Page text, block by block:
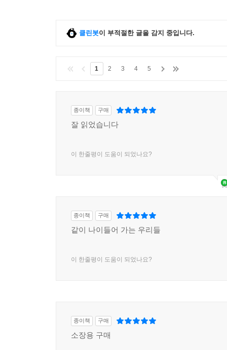
클린봇이 부적절한 글을 감지 중입니다.
1 2 3 4 5
종이책 구매
잘 읽었습니다
이 한줄평이 도움이 되었나요?
종이책 구매
같이 나이들어 가는 우리들
이 한줄평이 도움이 되었나요?
종이책 구매
소장용 구매